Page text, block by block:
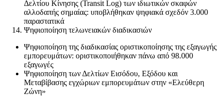
Δελτίου Κίνησης (Transit Log) των ιδιωτικών σκαφών
αλλοδαπής σημαίας: υποβλήθηκαν ψηφιακά σχεδόν 3.000
παραστατικά
Ψηφιοποίηση τελωνειακών διαδικασιών
Ψηφιοποίηση της διαδικασίας οριστικοποίησης της εξαγωγής
εμπορευμάτων: οριστικοποιήθηκαν πάνω από 98.000
εξαγωγές
Ψηφιοποίηση των Δελτίων Εισόδου, Εξόδου και
Μεταβίβασης εγχώριων εμπορευμάτων στην «Ελεύθερη
Ζώνη»